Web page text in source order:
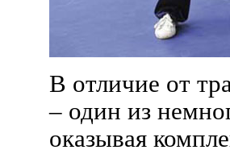
В отличие от
– один из
оказывая